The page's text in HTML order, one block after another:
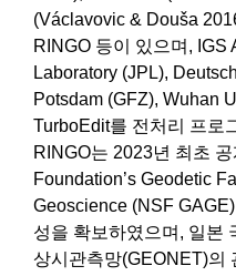
(Václavovic & Douša
RINGO 등이 있으며, IGS
Laboratory (JPL),
Potsdam (GFZ), Wuhan
TurboEdit를 전처리 프로
RINGO는 2023년 최초
Foundation’s Geodetic
Geoscience (NSF
성을 확보하였으며, 일본
상시관측망(GEONET)의